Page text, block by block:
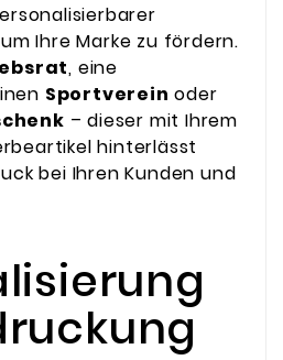
Ihre Marke zu fördern.
, eine
Sportverein oder
– dieser mit Ihrem
hinterlässt
bei Ihren Kunden und